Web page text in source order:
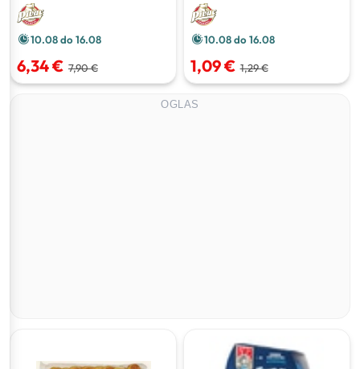
10.08 do 16.08
6,34 € 7,90 €
eurokremom
10.08 do 16.08
1,09 € 1,29 €
OGLAS